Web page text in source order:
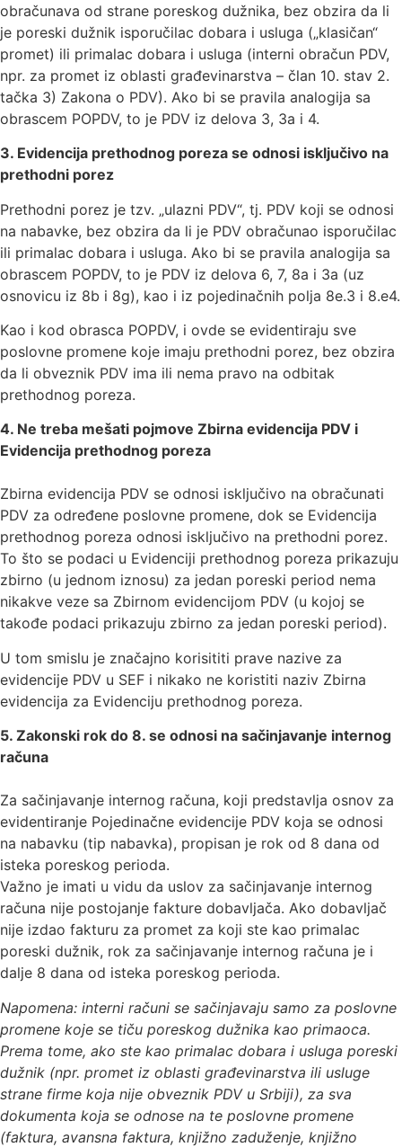
obračunava od strane poreskog dužnika, bez obzira da li
je poreski dužnik isporučilac dobara i usluga („klasičan“
promet) ili primalac dobara i usluga (interni obračun PDV,
npr. za promet iz oblasti građevinarstva – član 10. stav 2.
tačka 3) Zakona o PDV). Ako bi se pravila analogija sa
obrascem POPDV, to je PDV iz delova 3, 3a i 4.
3. Evidencija prethodnog poreza se odnosi isključivo na
prethodni porez
Prethodni porez je tzv. „ulazni PDV“, tj. PDV koji se odnosi
na nabavke, bez obzira da li je PDV obračunao isporučilac
ili primalac dobara i usluga. Ako bi se pravila analogija sa
obrascem POPDV, to je PDV iz delova 6, 7, 8a i 3a (uz
osnovicu iz 8b i 8g), kao i iz pojedinačnih polja 8e.3 i 8.e4.
Kao i kod obrasca POPDV, i ovde se evidentiraju sve
poslovne promene koje imaju prethodni porez, bez obzira
da li obveznik PDV ima ili nema pravo na odbitak
prethodnog poreza.
4. Ne treba mešati pojmove Zbirna evidencija PDV i
Evidencija prethodnog poreza
Zbirna evidencija PDV se odnosi isključivo na obračunati
PDV za određene poslovne promene, dok se Evidencija
prethodnog poreza odnosi isključivo na prethodni porez.
To što se podaci u Evidenciji prethodnog poreza prikazuju
zbirno (u jednom iznosu) za jedan poreski period nema
nikakve veze sa Zbirnom evidencijom PDV (u kojoj se
takođe podaci prikazuju zbirno za jedan poreski period).
U tom smislu je značajno korisititi prave nazive za
evidencije PDV u SEF i nikako ne koristiti naziv Zbirna
evidencija za Evidenciju prethodnog poreza.
5. Zakonski rok do 8. se odnosi na sačinjavanje internog
računa
Za sačinjavanje internog računa, koji predstavlja osnov za
evidentiranje Pojedinačne evidencije PDV koja se odnosi
na nabavku (tip nabavka), propisan je rok od 8 dana od
isteka poreskog perioda.
Važno je imati u vidu da uslov za sačinjavanje internog
računa nije postojanje fakture dobavljača. Ako dobavljač
nije izdao fakturu za promet za koji ste kao primalac
poreski dužnik, rok za sačinjavanje internog računa je i
dalje 8 dana od isteka poreskog perioda.
Napomena: interni računi se sačinjavaju samo za poslovne
promene koje se tiču poreskog dužnika kao primaoca.
Prema tome, ako ste kao primalac dobara i usluga poreski
dužnik (npr. promet iz oblasti građevinarstva ili usluge
strane firme koja nije obveznik PDV u Srbiji), za sva
dokumenta koja se odnose na te poslovne promene
(faktura, avansna faktura, knjižno zaduženje, knjižno